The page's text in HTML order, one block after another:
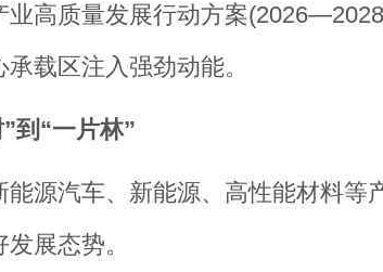
高质量发展行动方案
载区注入强劲动能。
到“一片林”
源汽车、新能源、高性能材料等
展态势。